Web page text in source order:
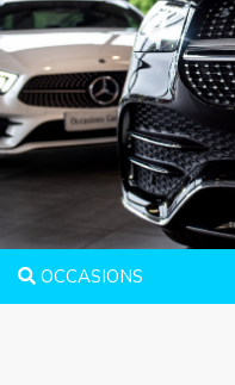
OCCASIONS